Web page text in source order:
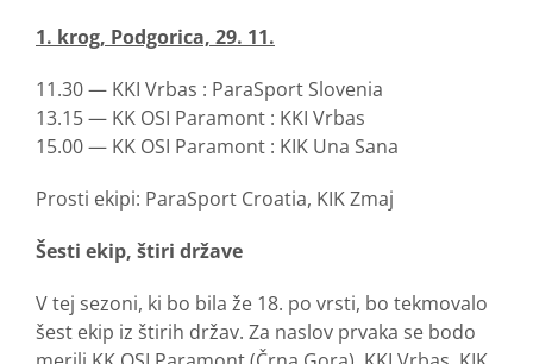
1. krog, Podgorica, 29. 11.
11.30 — KKI Vrbas : ParaSport Slovenia
13.15 — KK OSI Paramont : KKI Vrbas
15.00 — KK OSI Paramont : KIK Una Sana
Prosti ekipi: ParaSport Croatia, KIK Zmaj
Šesti ekip, štiri države
V tej sezoni, ki bo bila že 18. po vrsti, bo tekmovalo
šest ekip iz štirih držav. Za naslov prvaka se bodo